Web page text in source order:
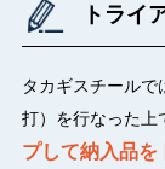
トライ
タカギスチール
打）を行なった上
プして納入品を